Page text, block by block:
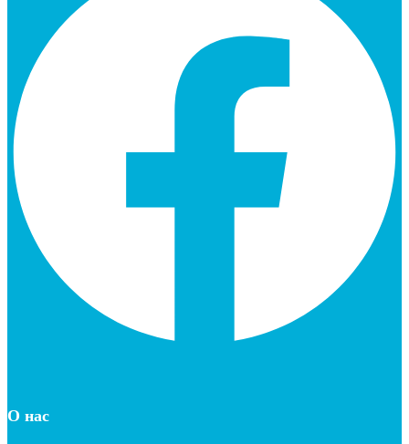
О нас